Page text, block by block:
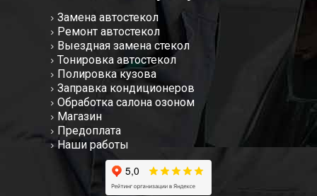
Замена автостекол
Ремонт автостекол
Выездная замена стекол
Тонировка автостекол
Полировка кузова
Заправка кондиционеров
Обработка салона озоном
Магазин
Предоплата
Наши работы